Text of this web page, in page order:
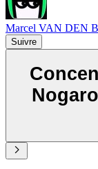
Marcel VAN DEN
Suivre